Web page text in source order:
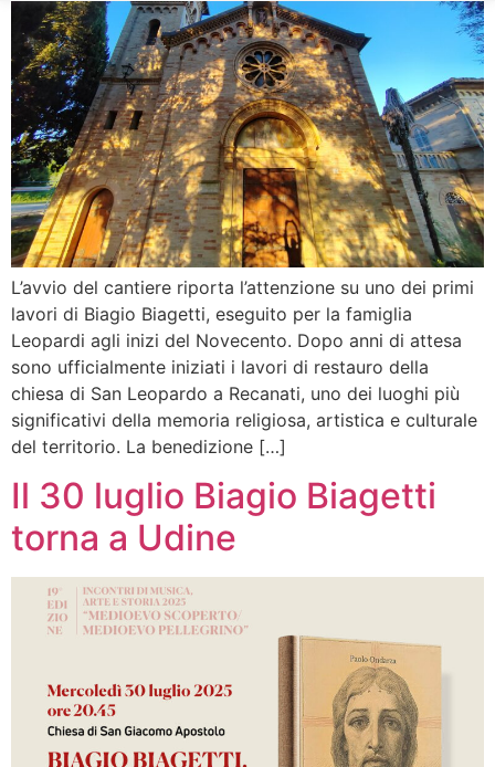
L’avvio del cantiere riporta l’attenzione su uno dei primi
lavori di Biagio Biagetti, eseguito per la famiglia
Leopardi agli inizi del Novecento. Dopo anni di attesa
sono ufficialmente iniziati i lavori di restauro della
chiesa di San Leopardo a Recanati, uno dei luoghi più
significativi della memoria religiosa, artistica e culturale
del territorio. La benedizione […]
Il 30 luglio Biagio Biagetti
torna a Udine